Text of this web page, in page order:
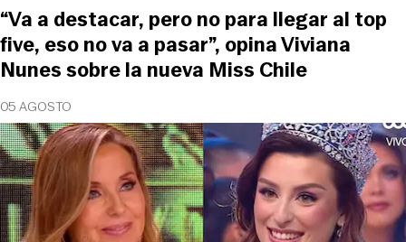
05 AGOSTO
“Va a destacar, pero no para llegar al top
five, eso no va a pasar”, opina Viviana
Nunes sobre la nueva Miss Chile